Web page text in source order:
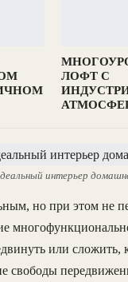
ЛОФТ С
интерьер
но при этом не
или
свободы